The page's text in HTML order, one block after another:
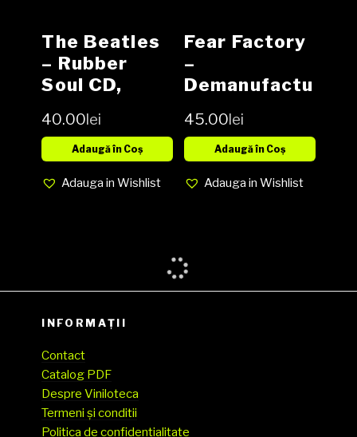
The Beatles
– Rubber
Soul CD,
Reissue,
40.00lei
Adaugă în Coș
Adauga in Wishlist
Fear Factory
–
Demanufactu
Blue Disc
45.00lei
Adaugă în Coș
Adauga in Wishlist
INFORMAȚII
Contact
Catalog PDF
Despre Viniloteca
Termeni și conditii
Politica de confidentialitate